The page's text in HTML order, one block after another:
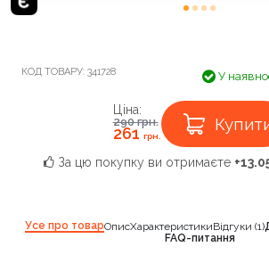
КОД ТОВАРУ: 341728 У
Ціна:
290грн.
261грн.
За цю покупку ви отримаєте
Усе про товарОписХарактеристикиВідгуки (1)
FAQ-питання